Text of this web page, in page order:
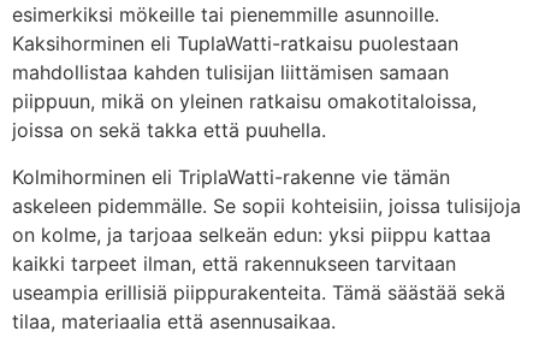
esimerkiksi mökeille tai pienemmille asunnoille.
Kaksihorminen eli TuplaWatti-ratkaisu puolestaan
mahdollistaa kahden tulisijan liittämisen samaan
piippuun, mikä on yleinen ratkaisu omakotitaloissa,
joissa on sekä takka että puuhella.
Kolmihorminen eli TriplaWatti-rakenne vie tämän
askeleen pidemmälle. Se sopii kohteisiin, joissa tulisijoja
on kolme, ja tarjoaa selkeän edun: yksi piippu kattaa
kaikki tarpeet ilman, että rakennukseen tarvitaan
useampia erillisiä piippurakenteita. Tämä säästää sekä
tilaa, materiaalia että asennusaikaa.